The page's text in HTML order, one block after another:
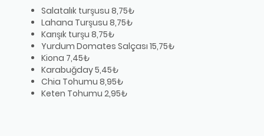
Salatalık turşusu 8,75₺
Lahana Turşusu 8,75₺
Karışık turşu 8,75₺
Yurdum Domates Salçası 15,75₺
Kiona 7,45₺
Karabuğday 5,45₺
Chia Tohumu 8,95₺
Keten Tohumu 2,95₺